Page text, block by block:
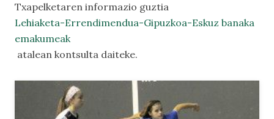
Txapelketaren informazio guztia
Lehiaketa-Errendimendua-Gipuzkoa-Eskuz banaka
emakumeak
atalean kontsulta daiteke.